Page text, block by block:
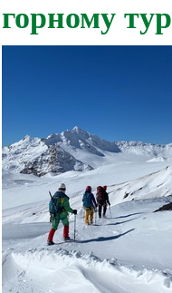
горному